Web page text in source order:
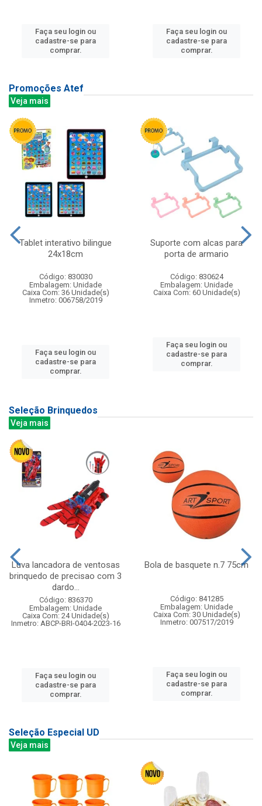
Faça seu login ou
cadastre-se para
comprar.
Faça seu login ou
cadastre-se para
comprar.
Promoções Atef
Veja mais
Tablet interativo bilingue
24x18cm
Código: 830030
Embalagem: Unidade
Caixa Com: 36 Unidade(s)
Inmetro: 006758/2019
Faça seu login ou
cadastre-se para
comprar.
Suporte com alcas para
porta de armario
Código: 830624
Embalagem: Unidade
Caixa Com: 60 Unidade(s)
Faça seu login ou
cadastre-se para
comprar.
Seleção Brinquedos
Veja mais
Luva lancadora de ventosas
brinquedo de precisao com 3
dardo...
Código: 836370
Embalagem: Unidade
Caixa Com: 24 Unidade(s)
Inmetro: ABCP-BRI-0404-2023-16
Faça seu login ou
cadastre-se para
comprar.
Bola de basquete n.7 75cm
Código: 841285
Embalagem: Unidade
Caixa Com: 30 Unidade(s)
Inmetro: 007517/2019
Faça seu login ou
cadastre-se para
comprar.
Seleção Especial UD
Veja mais